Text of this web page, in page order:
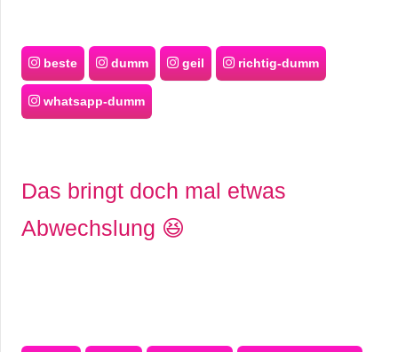
beste dumm geil richtig-dumm
whatsapp-dumm
Das bringt doch mal etwas
Abwechslung 😆